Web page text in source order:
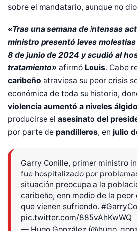
sobre el mandatario, aunque no
«Tras una semana de intensas
ministro presentó leves
8 de junio de 2024 y acudió al
tratamiento» afirmó Louis. Cabe
caribeño atraviesa su peor crisis
económica de toda su historia,
violencia aumentó a niveles
producirse el asesinato del
por parte de pandilleros, en julio
Garry Conille, primer ministro
fue hospitalizado por
situación preocupa a la
caribeño, enn medio de la peor
que vienen sufriendo.
pic.twitter.com/885vAhKwWQ
— Hugo González